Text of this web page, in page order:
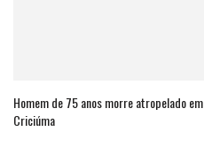
Homem de 75 anos morre atropelado
Criciúma